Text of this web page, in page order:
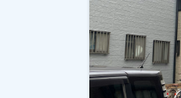
選んでいただ
ろ割れや剥離
補修した上で
非常に喜んで
がとうござ